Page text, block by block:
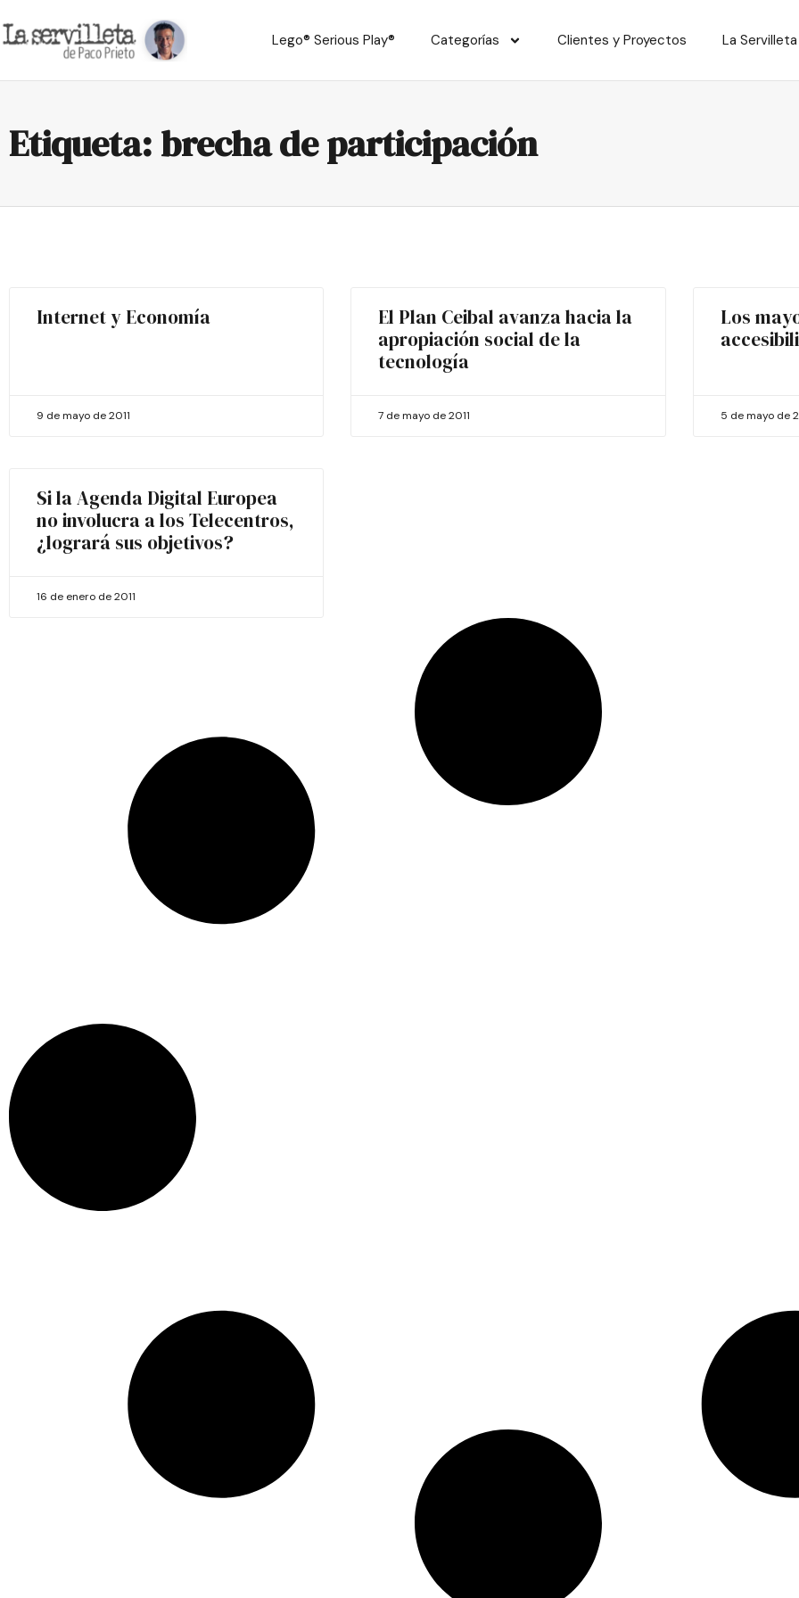
Lego® Serious Play® Categorías Clientes y Proyectos La Servilleta
Etiqueta: brecha de participación
Internet y Economía
9 de mayo de 2011
El Plan Ceibal avanza hacia la
apropiación social de la
tecnología
7 de mayo de 2011
Los
5 de mayo de
Si la Agenda Digital Europea
no involucra a los Telecentros,
¿logrará sus objetivos?
16 de enero de 2011